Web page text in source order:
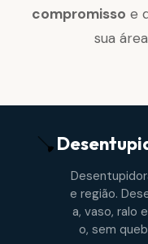
compromisso e
sua
e região.
a, vaso, ralo
o, sem